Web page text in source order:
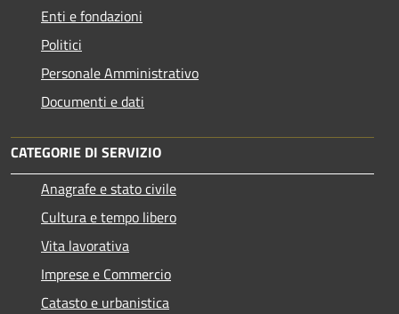
Enti e fondazioni
Politici
Personale Amministrativo
Documenti e dati
CATEGORIE DI SERVIZIO
Anagrafe e stato civile
Cultura e tempo libero
Vita lavorativa
Imprese e Commercio
Catasto e urbanistica